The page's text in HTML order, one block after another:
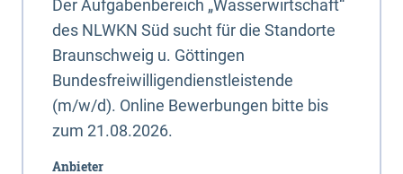
Der Aufgabenbereich „Wasserwirtschaft“
des NLWKN Süd sucht für die Standorte
Braunschweig u. Göttingen
Bundesfreiwilligendienstleistende
(m/w/d). Online Bewerbungen bitte bis
zum 21.08.2026.
Anbieter